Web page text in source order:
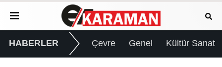
HABERLER Çevre Genel Kültür Sanat